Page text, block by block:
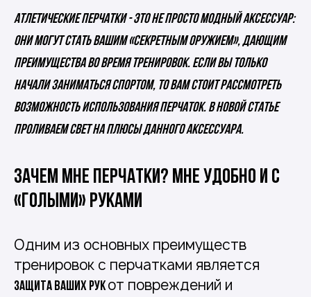
Атлетические перчатки - это не просто модный аксессуар:
они могут стать вашим «секретным оружием», дающим
преимущества во время тренировок. Если вы только
начали заниматься спортом, то вам стоит рассмотреть
возможность использования перчаток. В новой статье
проливаем свет на плюсы данного аксессуара.
Зачем мне перчатки? Мне удобно и с
«голыми» руками
Одним из основных преимуществ
тренировок с перчатками является
защита ваших рукот повреждений и